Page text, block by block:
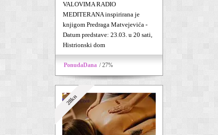
VALOVIMA RADIO
MEDITERANA inspirirana je
knjigom Predraga Matvejevića -
Datum predstave: 23.03. u 20 sati,
Histrionski dom
PonudaDana / 27%
28kn